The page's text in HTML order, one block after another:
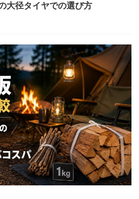
大径タイヤでの選び方